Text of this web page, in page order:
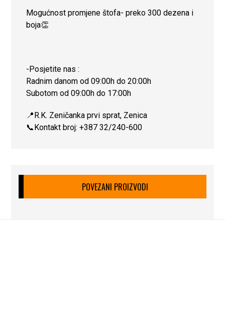
Mogućnost promjene štofa- preko 300 dezena i
boja👏
-Posjetite nas :
Radnim danom od 09:00h do 20:00h
Subotom od 09:00h do 17:00h
📍R.K. Zeničanka prvi sprat, Zenica
📞Kontakt broj: +387 32/240-600
POVEZANI PROIZVODI